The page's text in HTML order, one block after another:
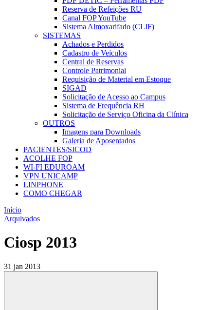
Reserva de Refeições RU
Canal FOP YouTube
Sistema Almoxarifado (CLIF)
SISTEMAS
Achados e Perdidos
Cadastro de Veículos
Central de Reservas
Controle Patrimonial
Requisição de Material em Estoque
SIGAD
Solicitação de Acesso ao Campus
Sistema de Frequência RH
Solicitação de Serviço Oficina da Clínica
OUTROS
Imagens para Downloads
Galeria de Aposentados
PACIENTES/SICOD
ACOLHE FOP
WI-FI EDUROAM
VPN UNICAMP
LINPHONE
COMO CHEGAR
Início
Arquivados
Ciosp 2013
31 jan 2013